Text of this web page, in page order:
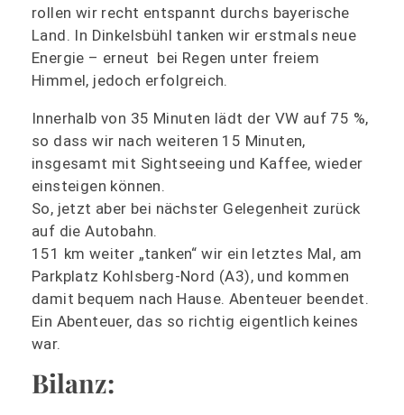
rollen wir recht entspannt durchs bayerische
Land. In Dinkelsbühl tanken wir erstmals neue
Energie – erneut bei Regen unter freiem
Himmel, jedoch erfolgreich.
Innerhalb von 35 Minuten lädt der VW auf 75 %,
so dass wir nach weiteren 15 Minuten,
insgesamt mit Sightseeing und Kaffee, wieder
einsteigen können.
So, jetzt aber bei nächster Gelegenheit zurück
auf die Autobahn.
151 km weiter „tanken“ wir ein letztes Mal, am
Parkplatz Kohlsberg-Nord (A3), und kommen
damit bequem nach Hause. Abenteuer beendet.
Ein Abenteuer, das so richtig eigentlich keines
war.
Bilanz: